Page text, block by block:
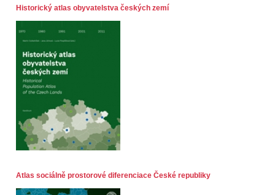
Historický atlas obyvatelstva českých zemí
Atlas sociálně prostorové diferenciace České republiky